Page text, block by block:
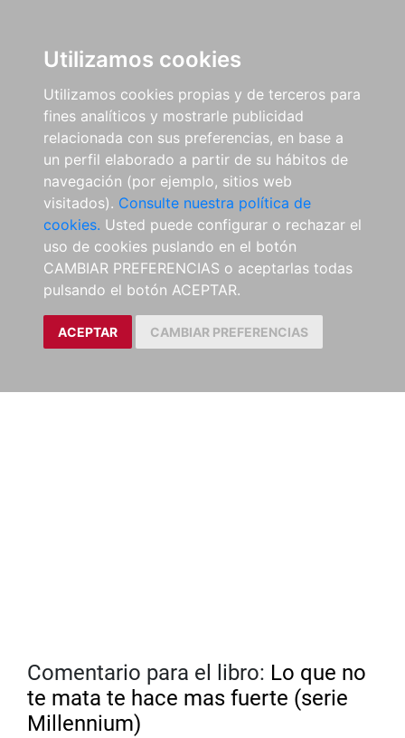
Utilizamos cookies
Utilizamos cookies propias y de terceros para
fines analíticos y mostrarle publicidad
relacionada con sus preferencias, en base a
un perfil elaborado a partir de su hábitos de
navegación (por ejemplo, sitios web
visitados). Consulte nuestra política de
cookies. Usted puede configurar o rechazar el
uso de cookies puslando en el botón
CAMBIAR PREFERENCIAS o aceptarlas todas
pulsando el botón ACEPTAR.
ACEPTAR CAMBIAR PREFERENCIAS
Comentario para el libro: Lo que no
te mata te hace mas fuerte (serie
Millennium)